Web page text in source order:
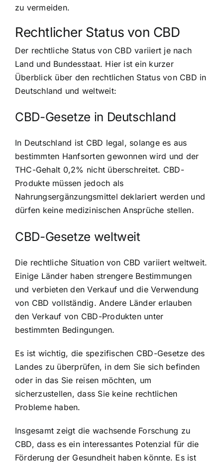
zu vermeiden.
Rechtlicher Status von CBD
Der rechtliche Status von CBD variiert je nach
Land und Bundesstaat. Hier ist ein kurzer
Überblick über den rechtlichen Status von CBD in
Deutschland und weltweit:
CBD-Gesetze in Deutschland
In Deutschland ist CBD legal, solange es aus
bestimmten Hanfsorten gewonnen wird und der
THC-Gehalt 0,2% nicht überschreitet. CBD-
Produkte müssen jedoch als
Nahrungsergänzungsmittel deklariert werden und
dürfen keine medizinischen Ansprüche stellen.
CBD-Gesetze weltweit
Die rechtliche Situation von CBD variiert weltweit.
Einige Länder haben strengere Bestimmungen
und verbieten den Verkauf und die Verwendung
von CBD vollständig. Andere Länder erlauben
den Verkauf von CBD-Produkten unter
bestimmten Bedingungen.
Es ist wichtig, die spezifischen CBD-Gesetze des
Landes zu überprüfen, in dem Sie sich befinden
oder in das Sie reisen möchten, um
sicherzustellen, dass Sie keine rechtlichen
Probleme haben.
Insgesamt zeigt die wachsende Forschung zu
CBD, dass es ein interessantes Potenzial für die
Förderung der Gesundheit haben könnte. Es ist